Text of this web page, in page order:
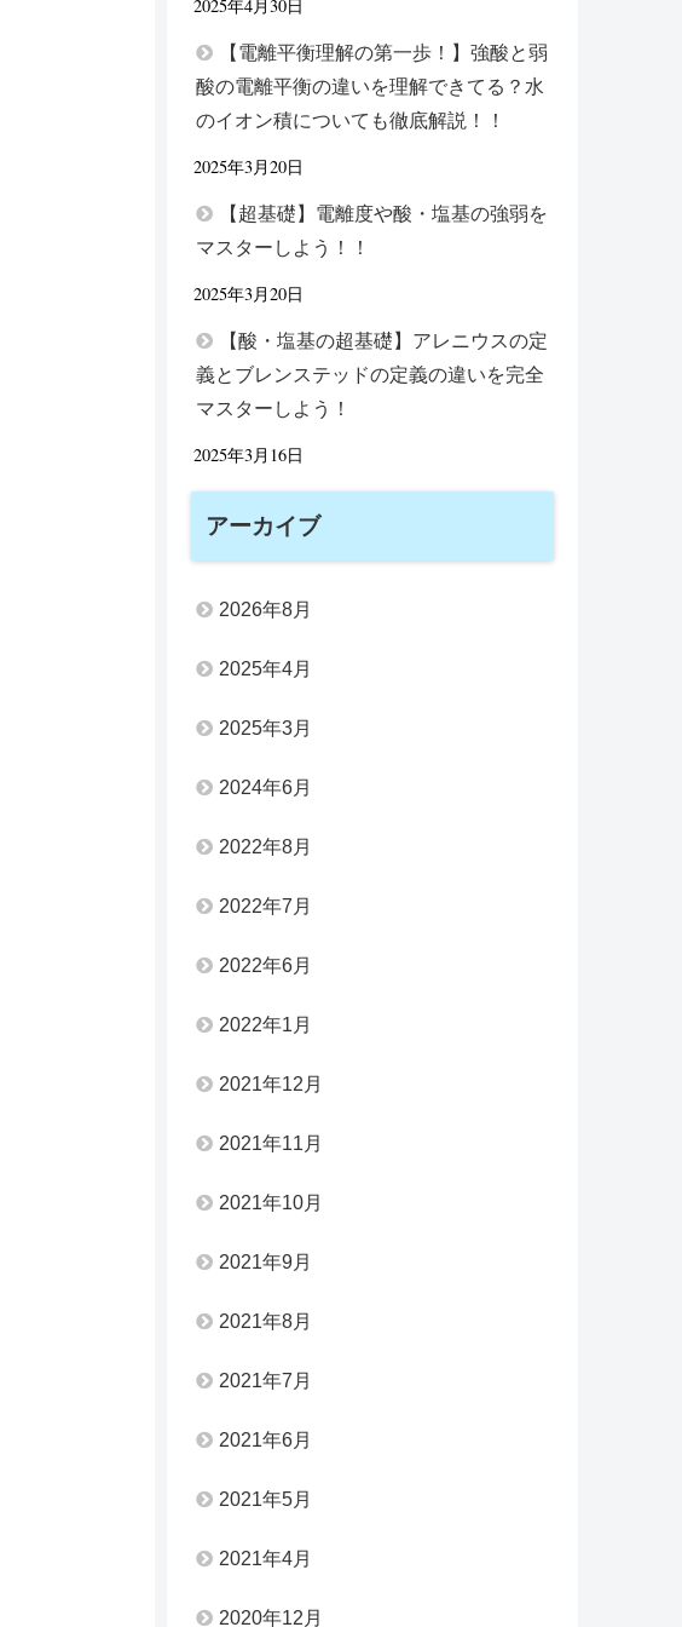
2025年4月30日
【電離平衡理解の第一歩！】強酸と弱
酸の電離平衡の違いを理解できてる？水
のイオン積についても徹底解説！！
2025年3月20日
【超基礎】電離度や酸・塩基の強弱を
マスターしよう！！
2025年3月20日
【酸・塩基の超基礎】アレニウスの定
義とブレンステッドの定義の違いを完全
マスターしよう！
2025年3月16日
アーカイブ
2026年8月
2025年4月
2025年3月
2024年6月
2022年8月
2022年7月
2022年6月
2022年1月
2021年12月
2021年11月
2021年10月
2021年9月
2021年8月
2021年7月
2021年6月
2021年5月
2021年4月
2020年12月